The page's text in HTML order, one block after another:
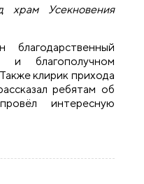
храм Усекновения
благополучном
клирик прихода
ребятам об
интересную
Усекновения главы